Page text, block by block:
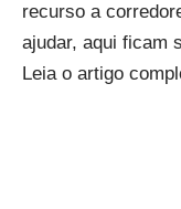
recurso a
ajudar, aqui ficam
Leia o artigo